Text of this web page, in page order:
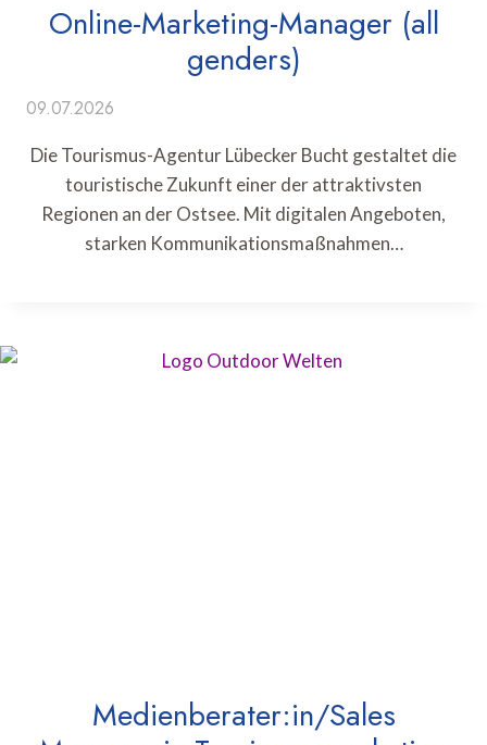
Online-Marketing-Manager (all
genders)
09.07.2026
Die Tourismus-Agentur Lübecker Bucht gestaltet die
touristische Zukunft einer der attraktivsten
Regionen an der Ostsee. Mit digitalen Angeboten,
starken Kommunikationsmaßnahmen…
Medienberater:in/Sales